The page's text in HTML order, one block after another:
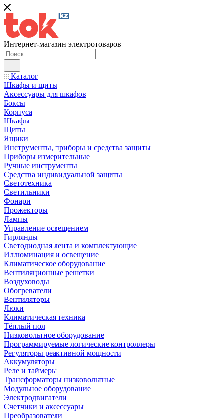
Интернет-магазин электротоваров
Каталог
Шкафы и щиты
Аксессуары для шкафов
Боксы
Корпуса
Шкафы
Щиты
Ящики
Инструменты, приборы и средства защиты
Приборы измерительные
Ручные инструменты
Средства индивидуальной защиты
Светотехника
Светильники
Фонари
Прожекторы
Лампы
Управление освещением
Гирлянды
Светодиодная лента и комплектующие
Иллюминация и освещение
Климатическое оборудование
Вентиляционные решетки
Воздуховоды
Обогреватели
Вентиляторы
Люки
Климатическая техника
Тёплый пол
Низковольтное оборудование
Программируемые логические контроллеры
Регуляторы реактивной мощности
Аккумуляторы
Реле и таймеры
Трансформаторы низковольтные
Модульное оборудование
Электродвигатели
Счетчики и аксессуары
Преобразователи